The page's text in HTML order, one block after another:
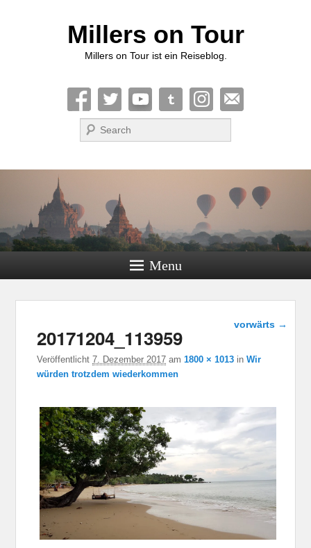
Millers on Tour
Millers on Tour ist ein Reiseblog.
Suche
Menu
Bild-
vorwärts →
20171204_113959
Veröffentlicht7. Dezember 2017 am1800 × 1013 inWir
würden trotzdem wiederkommen